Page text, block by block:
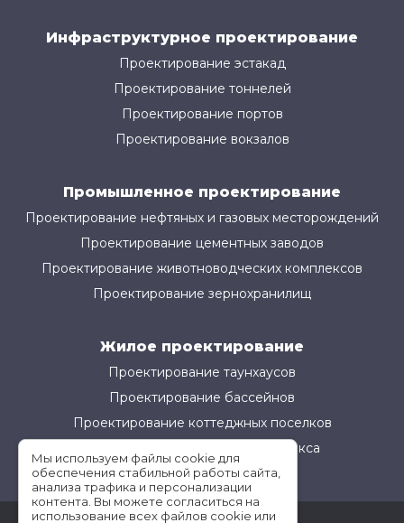
Инфраструктурное проектирование
Проектирование эстакад
Проектирование тоннелей
Проектирование портов
Проектирование вокзалов
Промышленное проектирование
Проектирование нефтяных и газовых месторождений
Проектирование цементных заводов
Проектирование животноводческих комплексов
Проектирование зернохранилищ
Жилое проектирование
Проектирование таунхаусов
Проектирование бассейнов
Проектирование коттеджных поселков
Проектирование жилого комплекса
Мы используем файлы cookie для
обеспечения стабильной работы сайта,
анализа трафика и персонализации
контента. Вы можете согласиться на
использование всех файлов cookie или